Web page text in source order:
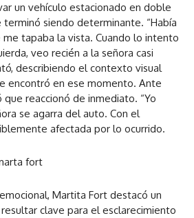
un vehículo estacionado en doble
terminó siendo determinante. “Había
me tapaba la vista. Cuando lo intento
veo recién a la señora casi
describiendo el contexto visual
encontró en ese momento. Ante
que reaccionó de inmediato. “Yo
se agarra del auto. Con el
afectada por lo ocurrido.
fort
Martita Fort destacó un
clave para el esclarecimiento